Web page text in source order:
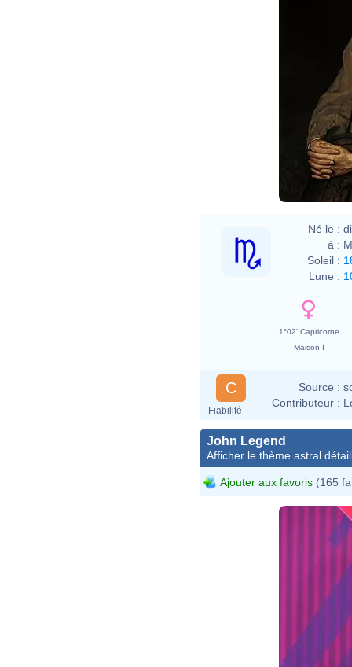
Né le :
à :
Soleil :
Lune :
1°02' Capricorne
Maison I
C
Fiabilité
Source :
Contributeur :
John Legend
Afficher le thème astral
Ajouter aux favoris (165